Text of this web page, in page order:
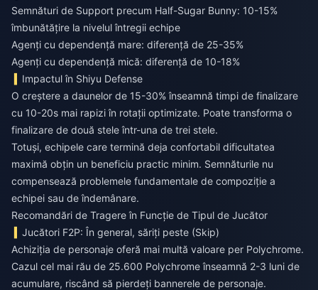
Semnături de Support precum Half-Sugar Bunny: 10-15%
îmbunătățire la nivelul întregii echipe
Agenți cu dependență mare: diferență de 25-35%
Agenți cu dependență mică: diferență de 10-18%
Impactul în Shiyu Defense
O creștere a daunelor de 15-30% înseamnă timpi de finalizare
cu 10-20s mai rapizi în rotații optimizate. Poate transforma o
finalizare de două stele într-una de trei stele.
Totuși, echipele care termină deja confortabil dificultatea
maximă obțin un beneficiu practic minim. Semnăturile nu
compensează problemele fundamentale de compoziție a
echipei sau de îndemânare.
Recomandări de Tragere în Funcție de Tipul de Jucător
Jucători F2P: În general, săriți peste (Skip)
Achiziția de personaje oferă mai multă valoare per Polychrome.
Cazul cel mai rău de 25.600 Polychrome înseamnă 2-3 luni de
acumulare, riscând să pierdeți bannerele de personaje.